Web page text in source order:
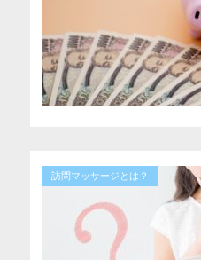
訪問マッサージとは？